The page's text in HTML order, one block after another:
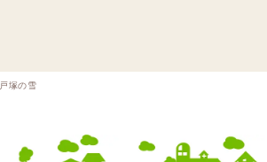
戸塚の雪